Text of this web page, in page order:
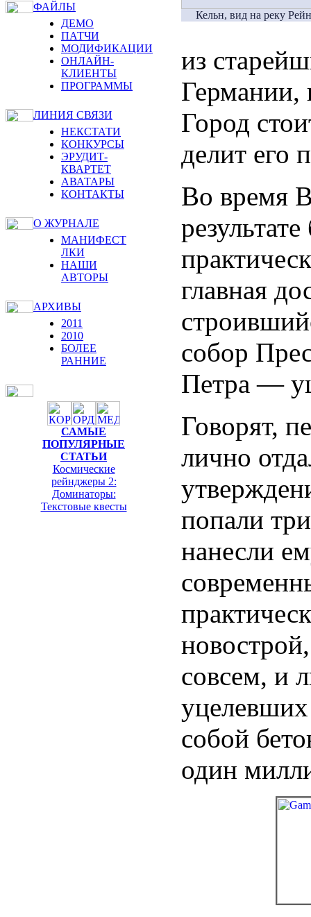
ФАЙЛЫ
ДЕМО
ПАТЧИ
МОДИФИКАЦИИ
ОНЛАЙН-
КЛИЕНТЫ
ПРОГРАММЫ
ЛИНИЯ СВЯЗИ
НЕКСТАТИ
КОНКУРСЫ
ЭРУДИТ-
КВАРТЕТ
АВАТАРЫ
КОНТАКТЫ
О ЖУРНАЛЕ
МАНИФЕСТ
ЛКИ
НАШИ
АВТОРЫ
АРХИВЫ
2011
2010
БОЛЕЕ
РАННИЕ
САМЫЕ
ПОПУЛЯРНЫЕ
СТАТЬИ
Космические
рейнджеры 2:
Доминаторы:
Текстовые квесты
Кельн, вид на реку
из
Город
делит его
Во время
главная
собор
Петра —
Говорят,
лично
попали
нанесли
совсем, и
собой
один